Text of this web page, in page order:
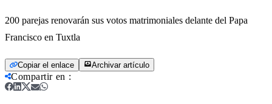
200 parejas renovarán sus votos matrimoniales delante del Papa
Francisco en Tuxtla
Copiar el enlace Archivar artículo
Compartir en :